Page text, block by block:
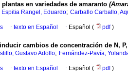
en variedades de amaranto
Espitia Rangel, Eduardo; Carballo Carballo,
· texto en Español · Español ( pdf)
cambios de concentración de N,
Gustavo Adolfo; Fernández-Pavía,
· texto en Español · Español ( pdf)